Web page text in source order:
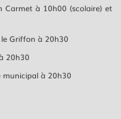
Carmet à 10h00 (scolaire) et
Griffon à 20h30
20h30
municipal à 20h30